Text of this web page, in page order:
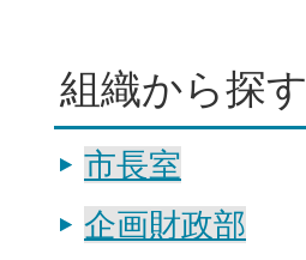
組織から探す
市長室
企画財政部